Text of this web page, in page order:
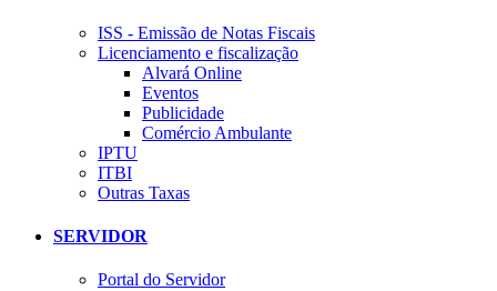
ISS - Emissão de Notas Fiscais
Licenciamento e fiscalização
Alvará Online
Eventos
Publicidade
Comércio Ambulante
IPTU
ITBI
Outras Taxas
SERVIDOR
Portal do Servidor